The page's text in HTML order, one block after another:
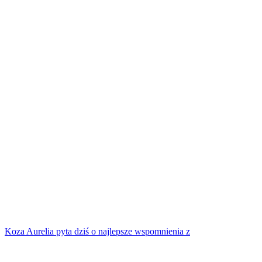
Koza Aurelia pyta dziś o najlepsze wspomnienia z